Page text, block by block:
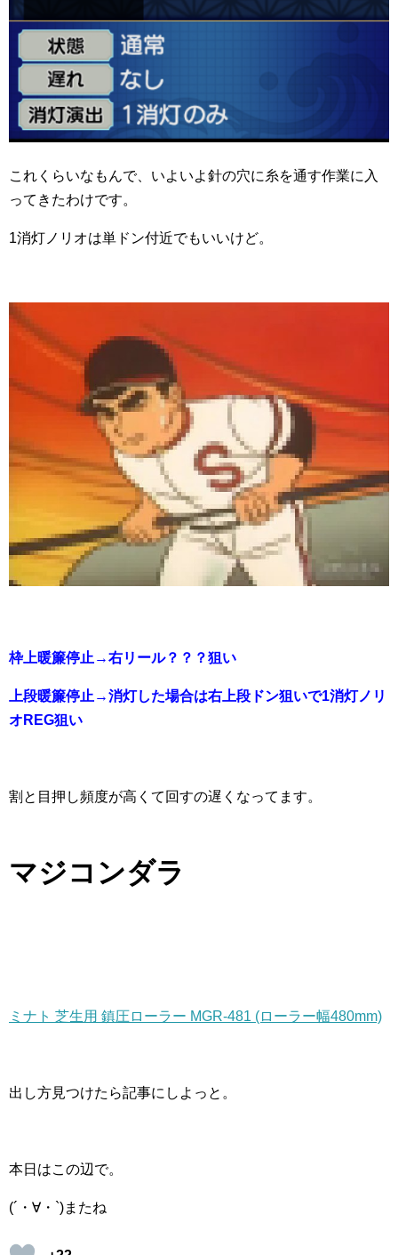
これくらいなもんで、いよいよ針の穴に糸を通す作業に入
ってきたわけです。
1消灯ノリオは単ドン付近でもいいけど。
枠上暖簾停止→右リール？？？狙い
上段暖簾停止→消灯した場合は右上段ドン狙いで1消灯ノリ
オREG狙い
割と目押し頻度が高くて回すの遅くなってます。
マジコンダラ
ミナト 芝生用 鎮圧ローラー MGR-481 (ローラー幅480mm)
出し方見つけたら記事にしよっと。
本日はこの辺で。
(´・∀・`)またね